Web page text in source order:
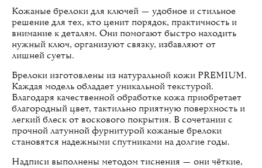
Кожаные брелоки для ключей — удобное и стильное
решение для тех, кто ценит порядок, практичность и
внимание к деталям. Они помогают быстро находить
нужный ключ, организуют связку, избавляют от
лишней суеты.
Брелоки изготовлены из натуральной кожи PREMIUM.
Каждая модель обладает уникальной текстурой.
Благодаря качественной обработке кожа приобретает
благородный цвет, тактильно приятную поверхность и
легкий блеск от воскового покрытия. В сочетании с
прочной латунной фурнитурой кожаные брелоки
становятся надежными спутниками на долгие годы.
Надписи выполнены методом тиснения — они чёткие,